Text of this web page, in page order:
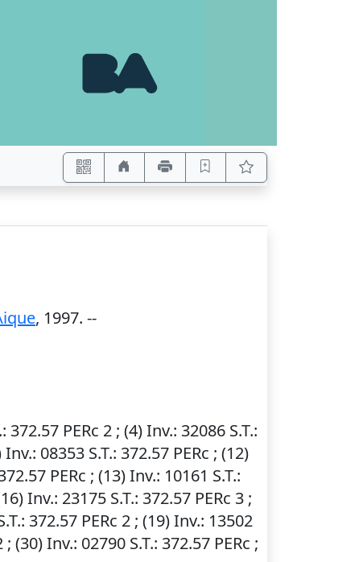
, 1997. --
: 372.57 PERc 2 ; (4)Inv.: 32086 S.T.:
Inv.: 08353 S.T.: 372.57 PERc ; (12)
PERc ; (13)Inv.: 10161 S.T.:
Inv.: 23175 S.T.: 372.57 PERc 3 ;
: 372.57 PERc 2 ; (19)Inv.: 13502
; (30)Inv.: 02790 S.T.: 372.57 PERc ;